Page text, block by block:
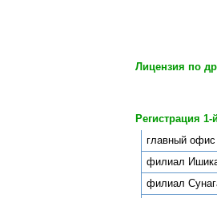
Лицензия по
Регистрация
главный
филиал
филиал